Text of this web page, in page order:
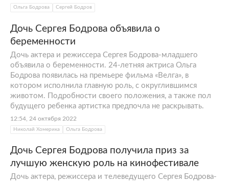
Ольга Бодрова Сергей Бодров
Дочь Сергея Бодрова объявила о
беременности
Дочь актера и режиссера Сергея Бодрова-младшего
объявила о беременности. 24-летняя актриса Ольга
Бодрова появилась на премьере фильма «Велга», в
котором исполнила главную роль, с округлившимся
животом. Подробности своего положения, а также пол
будущего ребенка артистка предпочла не раскрывать.
12:54, 24 октября 2022
Николай Хомерика Ольга Бодрова
Дочь Сергея Бодрова получила приз за
лучшую женскую роль на кинофестивале
Дочь актера, режиссера и телеведущего Сергея Бодрова-